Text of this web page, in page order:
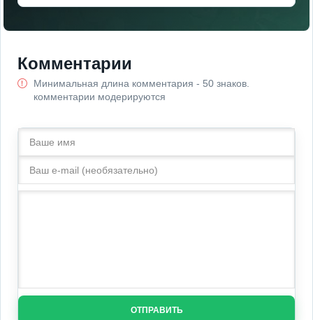
Комментарии
Минимальная длина комментария - 50 знаков.
комментарии модерируются
ОТПРАВИТЬ